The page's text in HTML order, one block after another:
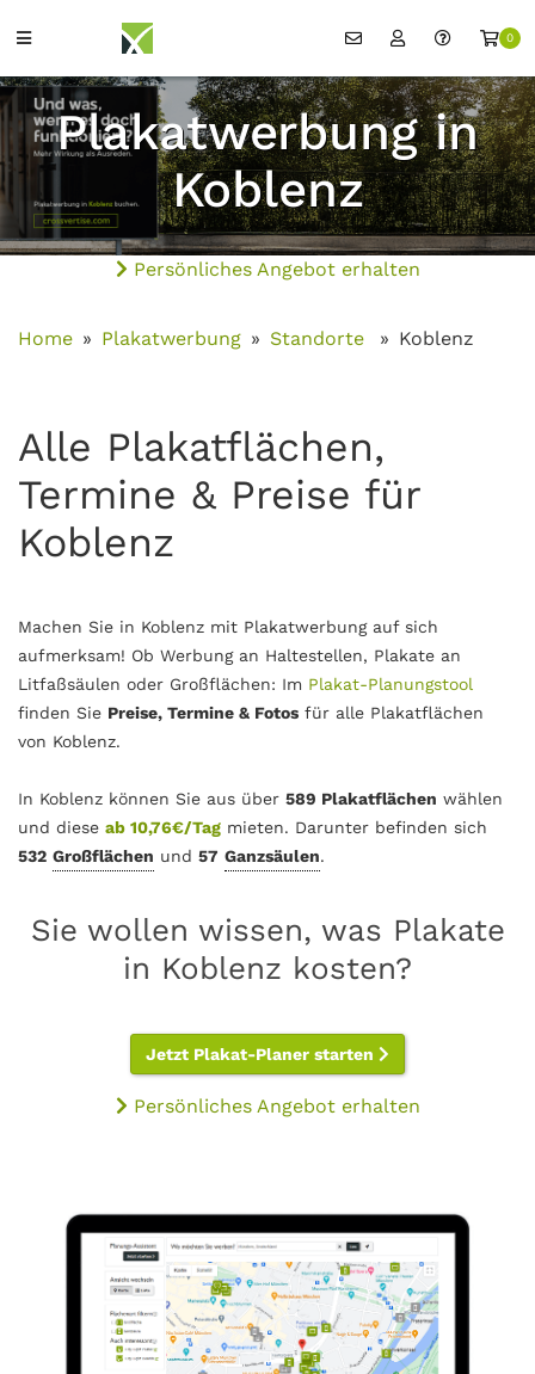
0
Plakatwerbung in
Koblenz
Persönliches Angebot erhalten
Home Plakatwerbung Standorte Koblenz
Alle Plakatflächen,
Termine & Preise für
Koblenz
Machen Sie in Koblenz mit Plakatwerbung auf sich
aufmerksam! Ob Werbung an Haltestellen, Plakate an
Litfaßsäulen oder Großflächen: Im Plakat-Planungstool
finden Sie Preise, Termine & Fotos für alle Plakatflächen
von Koblenz.
In Koblenz können Sie aus über 589 Plakatflächen wählen
und diese ab 10,76€/Tag mieten. Darunter befinden sich
532 Großflächen und 57 Ganzsäulen.
Sie wollen wissen, was Plakate
in Koblenz kosten?
Jetzt Plakat-Planer starten
Persönliches Angebot erhalten